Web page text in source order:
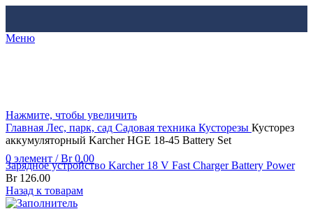
Меню
0 элемент / Br0.00
Нажмите, чтобы увеличить
Главная Лес, парк, сад Садовая техника Кусторезы Кусторез
аккумуляторный Karcher HGE 18-45 Battery Set
Зарядное устройство Karcher 18 V Fast Charger Battery Power
Br126.00
Назад к товарам